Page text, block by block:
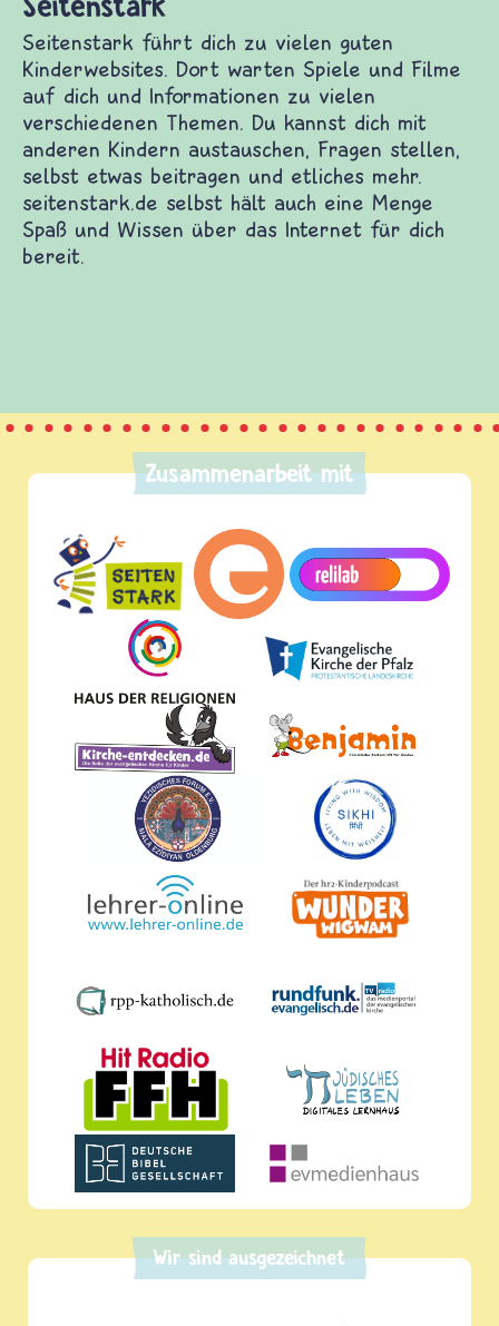
Seitenstark führt dich zu vielen guten
Kinderwebsites. Dort warten Spiele und Filme
auf dich und Informationen zu vielen
verschiedenen Themen. Du kannst dich mit
anderen Kindern austauschen, Fragen stellen,
selbst etwas beitragen und etliches mehr.
seitenstark.de selbst hält auch eine Menge
Spaß und Wissen über das Internet für dich
bereit.
Zusammenarbeit mit
Wir sind ausgezeichnet